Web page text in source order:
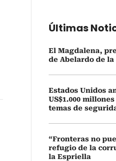
Últimas
El Magdalena,
de Abelardo de
Estados Unidos
US$1.000
temas de
“Fronteras no
refugio de la
la Espriella